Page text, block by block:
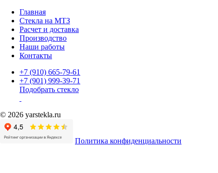
Главная
Стекла на МТЗ
Расчет и доставка
Производство
Наши работы
Контакты
+7 (910) 665-79-61
+7 (901) 999-39-71
Подобрать стекло
© 2026 yarstekla.ru
Политика конфиденциальности